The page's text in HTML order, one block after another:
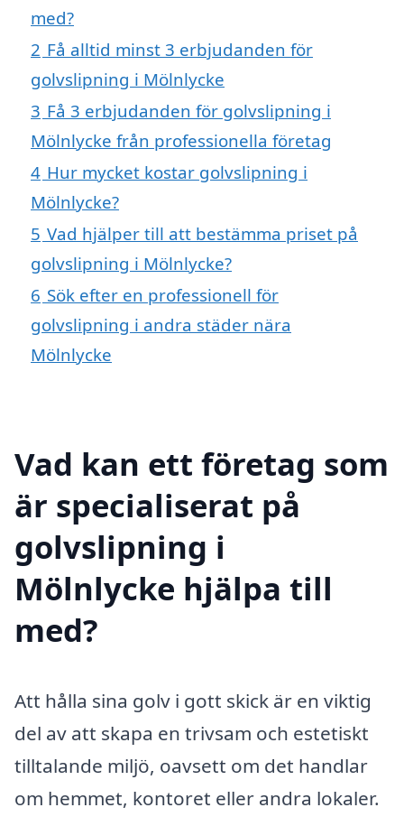
med?
2 Få alltid minst 3 erbjudanden för
golvslipning i Mölnlycke
3 Få 3 erbjudanden för golvslipning i
Mölnlycke från professionella företag
4 Hur mycket kostar golvslipning i
Mölnlycke?
5 Vad hjälper till att bestämma priset på
golvslipning i Mölnlycke?
6 Sök efter en professionell för
golvslipning i andra städer nära
Mölnlycke
Vad kan ett företag som
är specialiserat på
golvslipning i
Mölnlycke hjälpa till
med?
Att hålla sina golv i gott skick är en viktig
del av att skapa en trivsam och estetiskt
tilltalande miljö, oavsett om det handlar
om hemmet, kontoret eller andra lokaler.